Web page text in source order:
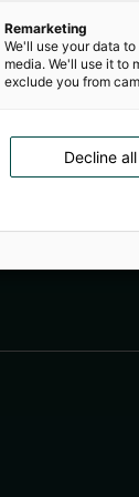
Remarketing
We'll use your data
media. We'll use it to
exclude you from
Decline all